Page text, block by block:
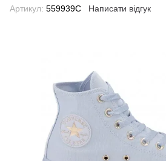
Артикул: 559939C Написати відгук